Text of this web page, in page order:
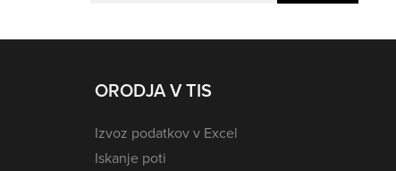
ORODJA V TIS
Izvoz podatkov v Excel
Iskanje poti